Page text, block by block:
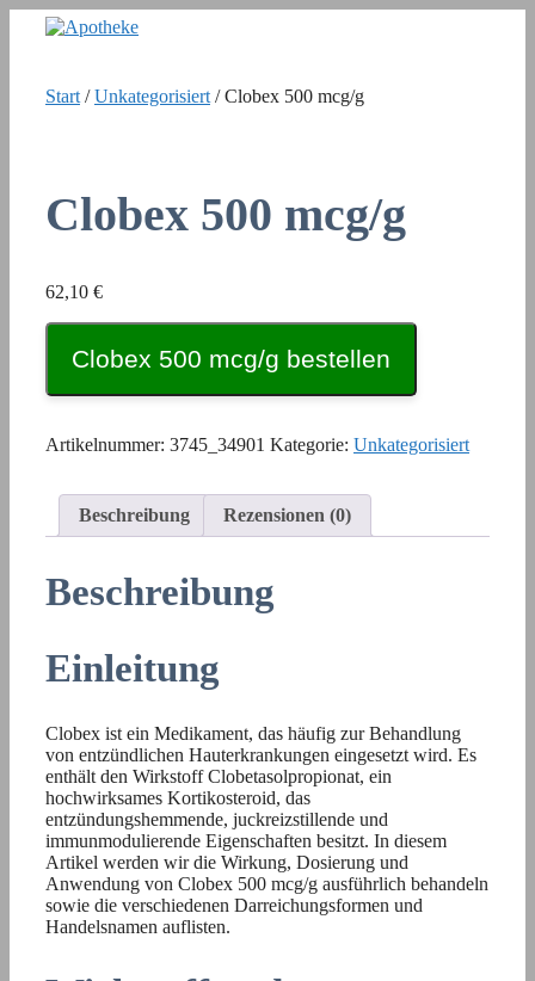
Inhalt
Start /Unkategorisiert / Clobex 500 mcg/g
Clobex 500 mcg/g
62,10 €
Clobex 500 mcg/g bestellen
Artikelnummer: 3745_34901 Kategorie: Unkategorisiert
Beschreibung Rezensionen (0)
Beschreibung
Einleitung
Clobex ist ein Medikament, das häufig zur Behandlung
von entzündlichen Hauterkrankungen eingesetzt wird. Es
enthält den Wirkstoff Clobetasolpropionat, ein
hochwirksames Kortikosteroid, das
entzündungshemmende, juckreizstillende und
immunmodulierende Eigenschaften besitzt. In diesem
Artikel werden wir die Wirkung, Dosierung und
Anwendung von Clobex 500 mcg/g ausführlich behandeln
sowie die verschiedenen Darreichungsformen und
Handelsnamen auflisten.